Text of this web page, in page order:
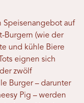
Speisenangebot auf
Burgern (wie der
und kühle Biere
eignen sich
zwölf
Burger – darunter
Pig – werden